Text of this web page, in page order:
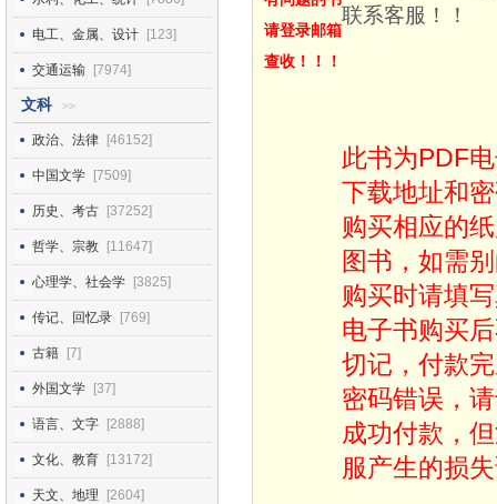
电工、金属、设计 [123]
交通运输 [7974]
文科 >>
政治、法律 [46152]
中国文学 [7509]
历史、考古 [37252]
哲学、宗教 [11647]
心理学、社会学 [3825]
传记、回忆录 [769]
古籍 [7]
外国文学 [37]
语言、文字 [2888]
文化、教育 [13172]
天文、地理 [2604]
请登录邮箱
查收！！！
联系客服！！
此书为PDF
下载地址和
购买相应的
图书，如需
购买时请填
电子书购买
切记，付款
密码错误，
成功付款，
服产生的损